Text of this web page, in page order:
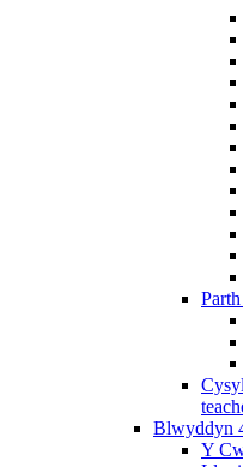
Blwyddyn
Y